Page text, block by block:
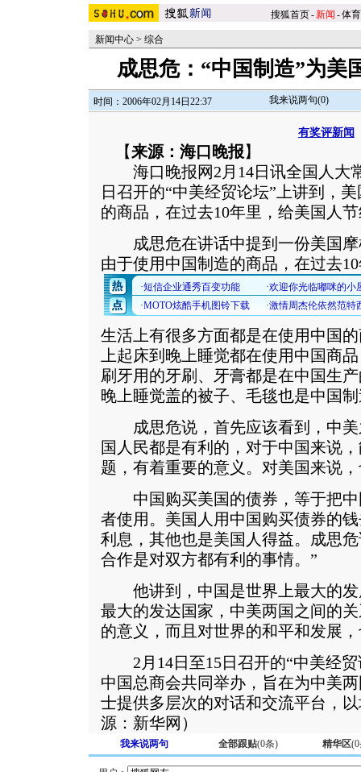
搜狐首页-新闻 -体育
新闻中心 > 综合
成思危：“中国制造”为美
时间：2006年02月14日22:37 我来说两句(0)
有奖评新闻
【来源：海口晚报 】
海口晚报网2月14日讯全国人大
日召开的“中美经贸论坛”上讲到，
的商品，在过去10年里，给美国人
成思危在讲话中提到一份美国摩
由于使用中国制造的商品，在过去
生活上有很多方面都是在使用中国
上起床到晚上睡觉都在使用中国商
刷牙用的牙刷、牙膏都是在中国生
晚上睡觉盖的被子、毛毯也是中国制
成思危说，首先应该看到，中美
国人民都是有利的，对于中国来说
题，有着重要的意义。对美国来说
中国购买美国的债券，等于把中
者使用。美国人用中国购买债券的
利息，其他也是美国人得益。成思
合作是对双方都有利的事情。”
他讲到，中国是世界上最大的发
最大的发达国家，中美两国之间的
的意义，而且对世界的和平和发展
2月14日至15日召开的“中美经贸
中国总商会共同举办，旨在为中美
士提供多层次的对话和交流平台，
源：新华网）
我来说两句 全部跟贴(0条) 精华区(0